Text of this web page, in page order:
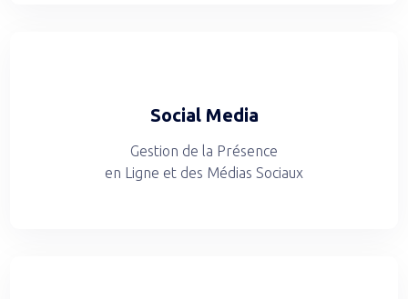
Social Media
Gestion de la Présence
en Ligne et des Médias Sociaux